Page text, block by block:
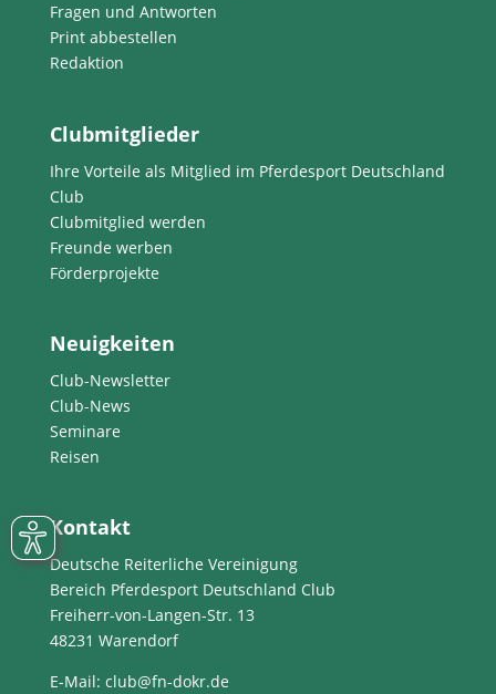
Fragen und Antworten
Print abbestellen
Redaktion
Clubmitglieder
Ihre Vorteile als Mitglied im Pferdesport Deutschland
Club
Clubmitglied werden
Freunde werben
Förderprojekte
Neuigkeiten
Club-Newsletter
Club-News
Seminare
Reisen
Kontakt
Deutsche Reiterliche Vereinigung
Bereich Pferdesport Deutschland Club
Freiherr-von-Langen-Str. 13
48231 Warendorf
E-Mail: club@fn-dokr.de